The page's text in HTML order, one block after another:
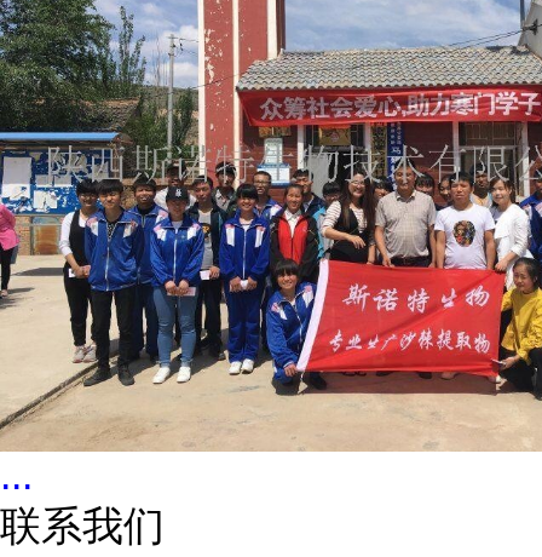
...
联系我们